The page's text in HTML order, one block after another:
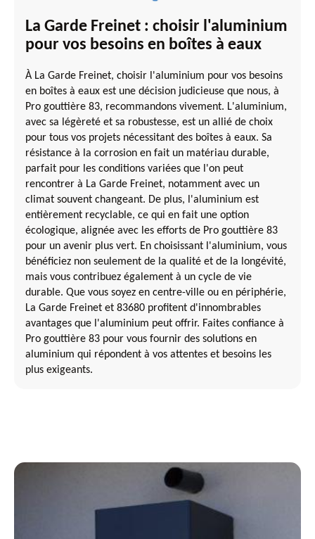
La Garde Freinet : choisir l'aluminium
pour vos besoins en boîtes à eaux
À La Garde Freinet, choisir l'aluminium pour vos besoins
en boîtes à eaux est une décision judicieuse que nous, à
Pro gouttière 83, recommandons vivement. L'aluminium,
avec sa légèreté et sa robustesse, est un allié de choix
pour tous vos projets nécessitant des boîtes à eaux. Sa
résistance à la corrosion en fait un matériau durable,
parfait pour les conditions variées que l'on peut
rencontrer à La Garde Freinet, notamment avec un
climat souvent changeant. De plus, l'aluminium est
entièrement recyclable, ce qui en fait une option
écologique, alignée avec les efforts de Pro gouttière 83
pour un avenir plus vert. En choisissant l'aluminium, vous
bénéficiez non seulement de la qualité et de la longévité,
mais vous contribuez également à un cycle de vie
durable. Que vous soyez en centre-ville ou en périphérie,
La Garde Freinet et 83680 profitent d'innombrables
avantages que l'aluminium peut offrir. Faites confiance à
Pro gouttière 83 pour vous fournir des solutions en
aluminium qui répondent à vos attentes et besoins les
plus exigeants.